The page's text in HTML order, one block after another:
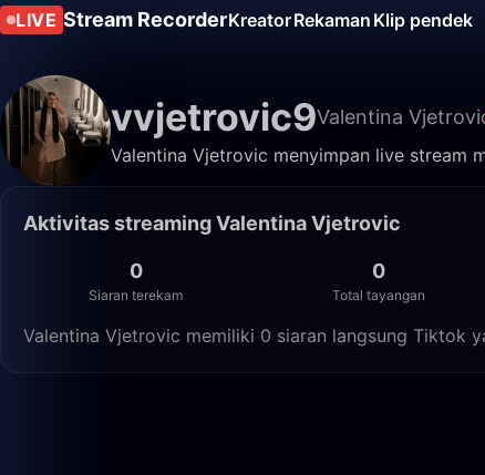
LIVE Stream RecorderKreatorRekaman Klip pendek
vvjetrovic9Valentina
Valentina Vjetrovic menyimpan live stream
Aktivitas streaming Valentina Vjetrovic
0
Siaran terekam
0
Total tayangan
Valentina Vjetrovic memiliki 0 siaran langsung Tiktok